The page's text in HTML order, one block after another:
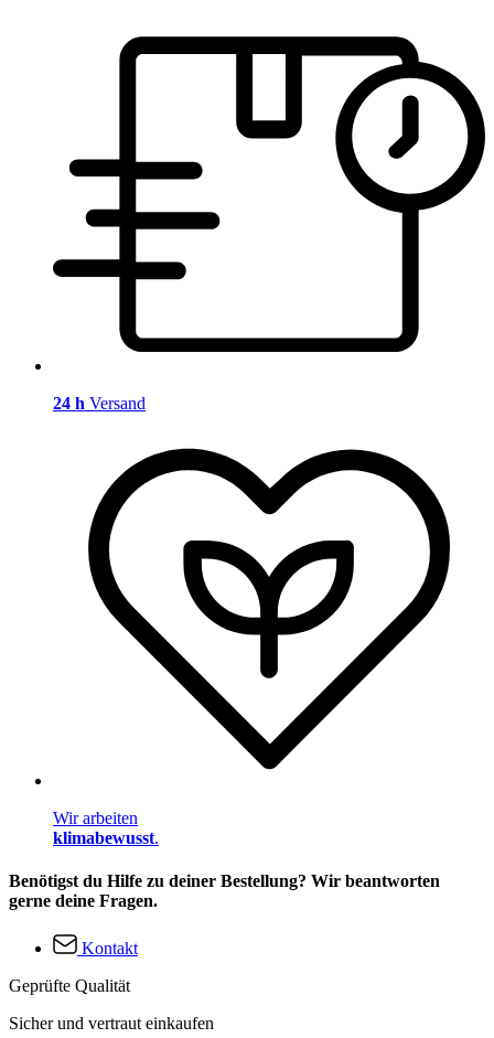
24 h Versand
Wir arbeiten
klimabewusst.
Benötigst du Hilfe zu deiner Bestellung? Wir beantworten
gerne deine Fragen.
Kontakt
Geprüfte Qualität
Sicher und vertraut einkaufen